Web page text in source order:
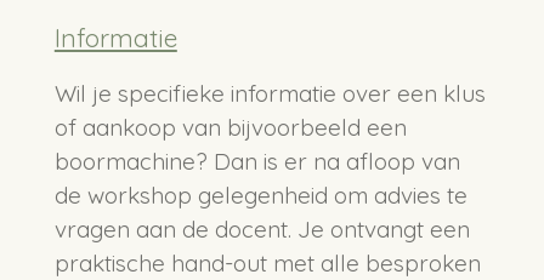
Informatie
Wil je specifieke informatie over een klus
of aankoop van bijvoorbeeld een
boormachine? Dan is er na afloop van
de workshop gelegenheid om advies te
vragen aan de docent. Je ontvangt een
praktische hand-out met alle besproken